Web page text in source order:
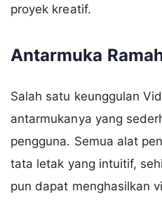
proyek kreatif.
Antarmuka
Salah satu keunggulan
antarmukanya yang
pengguna. Semua alat
tata letak yang intuitif,
pun dapat menghasilkan